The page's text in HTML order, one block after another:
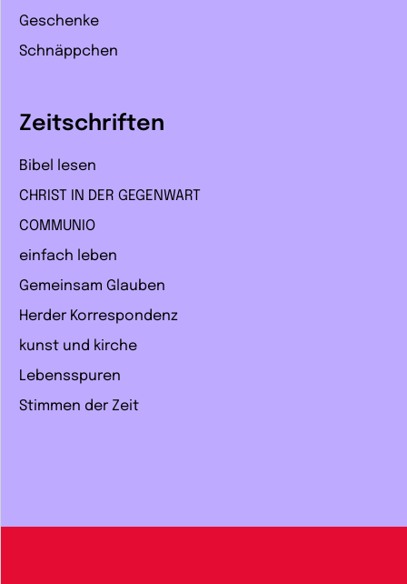
Geschenke
Schnäppchen
Zeitschriften
Bibel lesen
CHRIST IN DER GEGENWART
COMMUNIO
einfach leben
Gemeinsam Glauben
Herder Korrespondenz
kunst und kirche
Lebensspuren
Stimmen der Zeit